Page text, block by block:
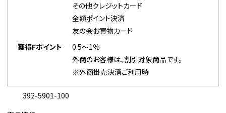
その他クレジットカード
全額ポイント決済
友の会お買物カード
獲得Fポイント
0.5～1％
外商のお客様は、割引対象商品です。
※外商掛売決済ご利用時
392-5901-100